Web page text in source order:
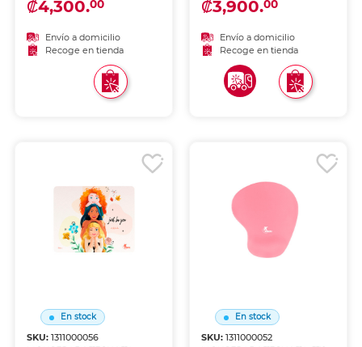
₡4,300.00
Envío a domicilio
Recoge en tienda
₡3,900.00
Envío a domicilio
Recoge en tienda
En stock
SKU:1311000056
En stock
SKU: 1311000052